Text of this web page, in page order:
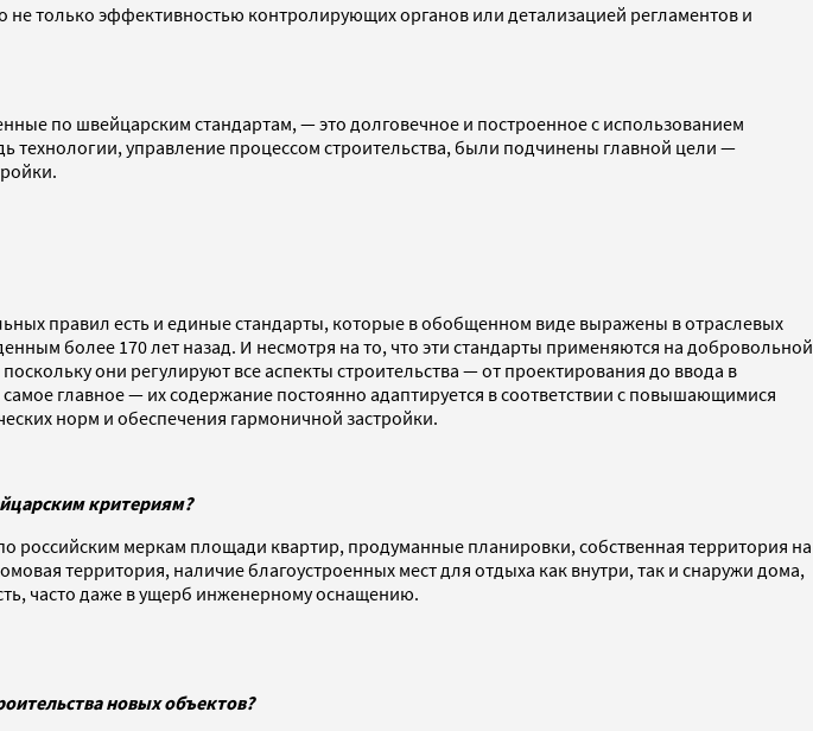
не только эффективностью контролирующих органов или детализацией регламентов и
по швейцарским стандартам, — это долговечное и построенное с использованием
технологии, управление процессом строительства, были подчинены главной цели —
правил есть и единые стандарты, которые в обобщенном виде выражены в отраслевых
более 170 лет назад. И несмотря на то, что эти стандарты применяются на добровольной
они регулируют все аспекты строительства — от проектирования до ввода в
главное — их содержание постоянно адаптируется в соответствии с повышающимися
норм и обеспечения гармоничной застройки.
критериям?
российским меркам площади квартир, продуманные планировки, собственная территория на
территория, наличие благоустроенных мест для отдыха как внутри, так и снаружи дома,
часто даже в ущерб инженерному оснащению.
новых объектов?